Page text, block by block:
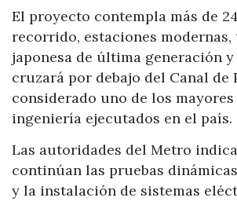
El proyecto contempla más de
recorrido, estaciones
japonesa de última generación
cruzará por debajo del Canal de
considerado uno de los
ingeniería ejecutados en el país.
Las autoridades del Metro
continúan las pruebas
y la instalación de sistemas